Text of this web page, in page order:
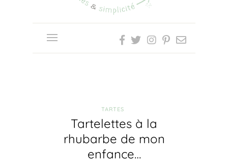
TARTES
Tartelettes à la
rhubarbe de mon
enfance…